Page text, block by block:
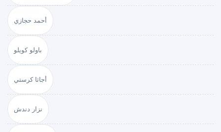
أحمد حجازي
باولو كويلو
أجاثا كرستي
نزار دندش